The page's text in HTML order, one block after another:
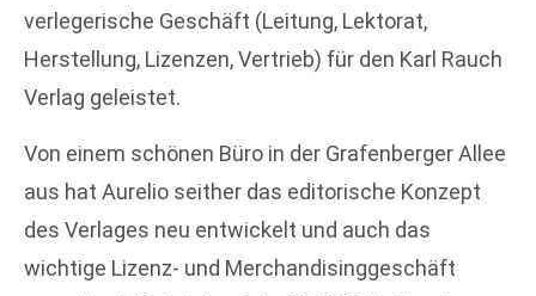
verlegerische Geschäft (Leitung, Lektorat,
Herstellung, Lizenzen, Vertrieb) für den Karl Rauch
Verlag geleistet.
Von einem schönen Büro in der Grafenberger Allee
aus hat Aurelio seither das editorische Konzept
des Verlages neu entwickelt und auch das
wichtige Lizenz- und Merchandisinggeschäft